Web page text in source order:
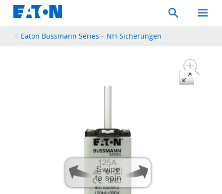
Search
Toggle
Mobile
Eaton Bussmann Series – NH-Sicherungen
Swipe
to spin